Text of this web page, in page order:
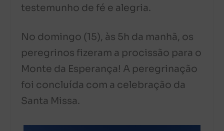
testemunho de fé e alegria.
No domingo (15), às 5h da manhã, os
peregrinos fizeram a procissão para o
Monte da Esperança! A peregrinação
foi concluída com a celebração da
Santa Missa.